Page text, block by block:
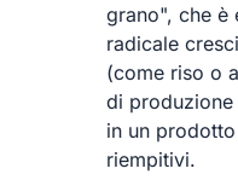
grano", che è
radicale
(come riso o
di
in un
riempitivi.